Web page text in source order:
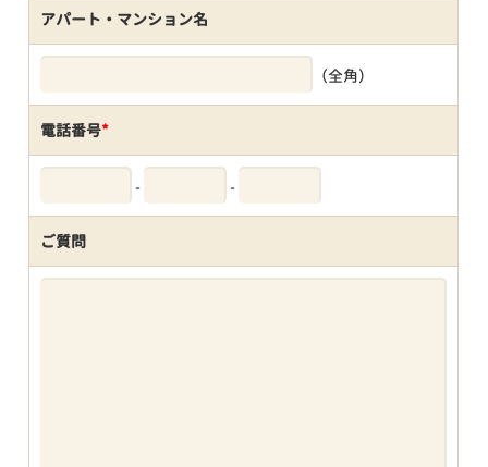
アパート・マンション名
（全角）
電話番号*
- -
ご質問